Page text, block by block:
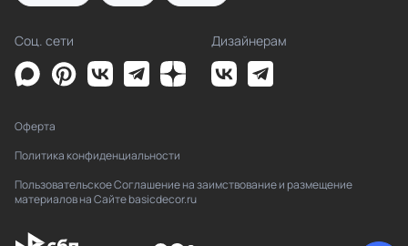
Соц. сети Дизайнерам
Оферта
Политика конфиденциальности
Пользовательское Соглашение на заимствование и размещение
материалов на Сайте basicdecor.ru